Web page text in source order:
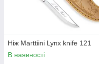
Ніж Marttiini Lynx knife 121
В наявності